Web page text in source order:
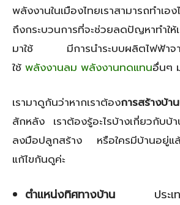
พลังงานในเมืองไทยเราสามารถทำเอ
ถึงกระบวนการที่จะช่วยลดปัญหาทำใ
มาใช้ มีการนำระบบผลิตไฟฟ้าจ
ใช้ พลังงานลม พลังงานทดแทนอื่นๆ
เรามาดูกันว่าหากเราต้องการสร้างบ้า
สักหลัง เราต้องรู้อะไรบ้างเกี่ยวกับบ้
ลงมือปลูกสร้าง หรือใครมีบ้านอยู่แ
แก้ไขกันดูค่ะ
ตำแหน่งทิศทางบ้าน ประเทศ